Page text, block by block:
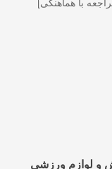
با هماهنگی]
و لوازم ورزشی